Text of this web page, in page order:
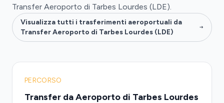
Transfer Aeroporto di Tarbes Lourdes (LDE).
Visualizza tutti i trasferimenti aeroportuali da
Transfer Aeroporto di Tarbes Lourdes (LDE)
PERCORSO
Transfer da Aeroporto di Tarbes Lourdes